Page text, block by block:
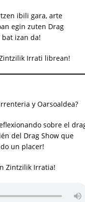
ibili gara, arte
egin zuten Drag
izan da!
Irrati librean!
y Oarsoaldea?
sobre el
del Drag Show que
un placer!
Zintzilik Irratia!